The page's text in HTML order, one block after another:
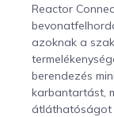
Reactor
azoknak a
berendezés
karbantartást,
átláthatóságot